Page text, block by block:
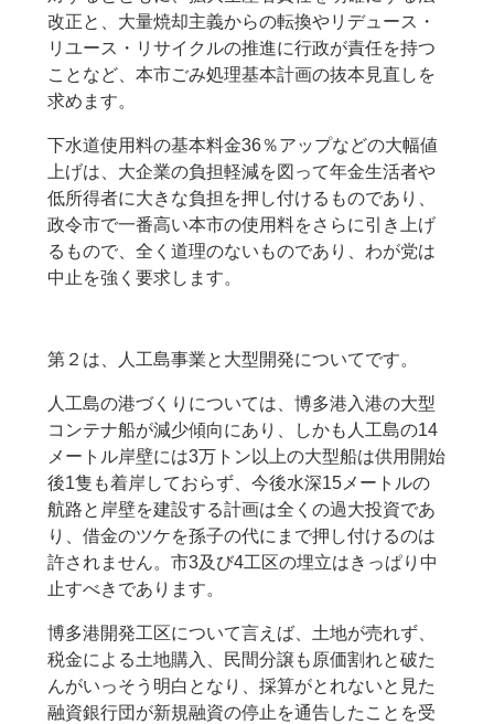
改正と、大量焼却主義からの転換やリデュース・
リユース・リサイクルの推進に行政が責任を持つ
ことなど、本市ごみ処理基本計画の抜本見直しを
求めます。
下水道使用料の基本料金36％アップなどの大幅値
上げは、大企業の負担軽減を図って年金生活者や
低所得者に大きな負担を押し付けるものであり、
政令市で一番高い本市の使用料をさらに引き上げ
るもので、全く道理のないものであり、わが党は
中止を強く要求します。
第２は、人工島事業と大型開発についてです。
人工島の港づくりについては、博多港入港の大型
コンテナ船が減少傾向にあり、しかも人工島の14
メートル岸壁には3万トン以上の大型船は供用開始
後1隻も着岸しておらず、今後水深15メートルの
航路と岸壁を建設する計画は全くの過大投資であ
り、借金のツケを孫子の代にまで押し付けるのは
許されません。市3及び4工区の埋立はきっぱり中
止すべきであります。
博多港開発工区について言えば、土地が売れず、
税金による土地購入、民間分譲も原価割れと破た
んがいっそう明白となり、採算がとれないと見た
融資銀行団が新規融資の停止を通告したことを受